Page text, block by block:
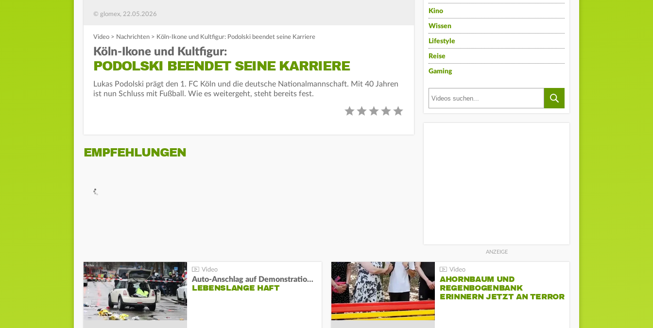
© glomex, 22.05.2026
Video > Nachrichten > Köln-Ikone und Kultfigur: Podolski beendet seine Karriere
Köln-Ikone und Kultfigur:
PODOLSKI BEENDET SEINE KARRIERE
Lukas Podolski prägt den 1. FC Köln und die deutsche Nationalmannschaft. Mit 40 Jahren
ist nun Schluss mit Fußball. Wie es weitergeht, steht bereits fest.
EMPFEHLUNGEN
Kino
Wissen
Lifestyle
Reise
Gaming
Auto-Anschlag auf Demonstration in München:
LEBENSLANGE HAFT
AHORNBAUM UND
REGENBOGENBANK
ERINNERN JETZT AN TERROR